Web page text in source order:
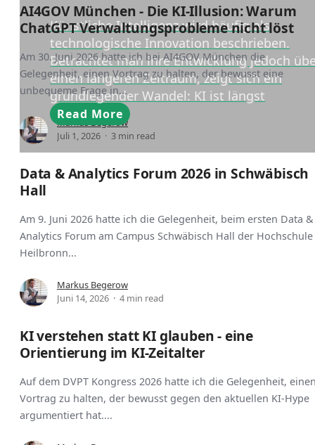
Künstliche Intelligenz wird häufig als
technologische Innovation beschrieben.
Betrachtet man ihre Entwicklung jedoch
einen längeren Zeitraum, zeigt sich ein
grundlegender Wandel: KI ist längst
Read More
AI4GOV München - Die KI-Illusion: Warum
ChatGPT Verwaltungsprobleme nicht löst
Am 30. Juni 2026 hatte ich bei AI4GOV München die
Gelegenheit, einen Vortrag zu halten, der bewusst eine
unbequeme Frage in...
Markus Begerow
Juli 1, 2026
3 min read
Data & Analytics Forum 2026 in Schwäbisch
Hall
Am 9. Juni 2026 hatte ich die Gelegenheit, beim ersten Data &
Analytics Forum am Campus Schwäbisch Hall der Hochschule
Heilbronn...
Markus Begerow
Juni 14, 2026
4 min read
KI verstehen statt KI glauben - eine
Orientierung im KI-Zeitalter
Auf dem DVPT Kongress 2026 hatte ich die Gelegenheit,
Vortrag zu halten, der bewusst gegen den aktuellen KI-Hype
argumentiert hat....